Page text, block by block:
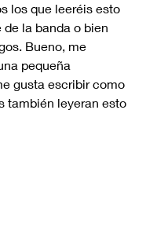
los que leeréis esto
la banda o bien
Bueno, me
pequeña
gusta escribir como
también leyeran esto